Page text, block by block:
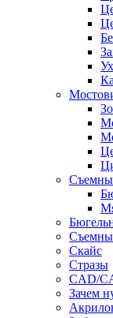
Скайс
Стразы
CAD/
Зачем